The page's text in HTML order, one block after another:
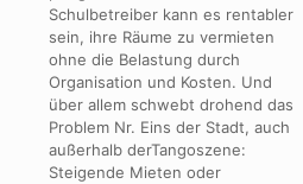
Schulbetreiber kann es rentabler
sein, ihre Räume zu vermieten
ohne die Belastung durch
Organisation und Kosten. Und
über allem schwebt drohend das
Problem Nr. Eins der Stadt, auch
außerhalb derTangoszene:
Steigende Mieten oder